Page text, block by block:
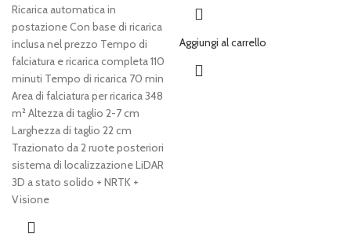
Ricarica automatica in
postazione Con base di ricarica
inclusa nel prezzo Tempo di
falciatura e ricarica completa 110
minuti Tempo di ricarica 70 min
Area di falciatura per ricarica 348
m² Altezza di taglio 2-7 cm
Larghezza di taglio 22 cm
Trazionato da 2 ruote posteriori
sistema di localizzazione LiDAR
3D a stato solido + NRTK +
Visione
Aggiungi al carrello